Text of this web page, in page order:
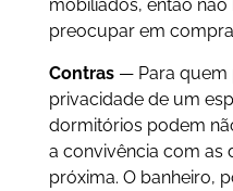
mobiliados, então não
preocupar em
Contras— Para quem
privacidade de um
dormitórios podem
a convivência com as
próxima. O banheiro,